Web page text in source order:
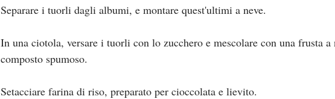
Separare i tuorli dagli albumi, e montare quest'ultimi a neve.
In una ciotola, versare i tuorli con lo zucchero e mescolare con una frusta a
composto spumoso.
Setacciare farina di riso, preparato per cioccolata e lievito.